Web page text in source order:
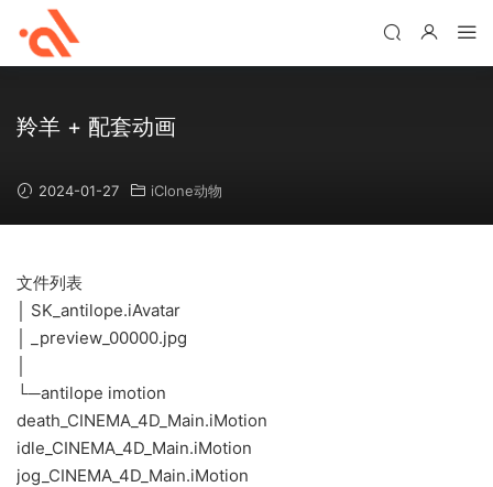
羚羊 + 配套动画
2024-01-27 iClone动物
文件列表
│ SK_antilope.iAvatar
│ _preview_00000.jpg
└─antilope imotion
death_CINEMA_4D_Main.iMotion
idle_CINEMA_4D_Main.iMotion
jog_CINEMA_4D_Main.iMotion